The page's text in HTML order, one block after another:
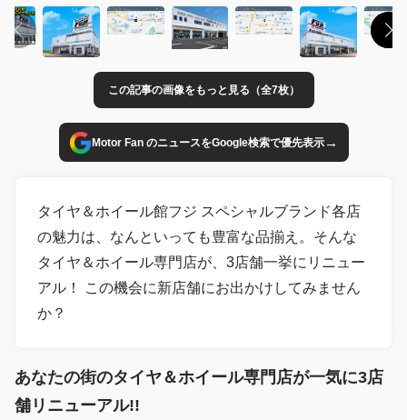
この記事の画像をもっと見る（全7枚）
Motor Fan のニュースをGoogle検索で優先表示→
タイヤ＆ホイール館フジ スペシャルブランド各店
の魅力は、なんといっても豊富な品揃え。そんな
タイヤ＆ホイール専門店が、3店舗一挙にリニュー
アル！ この機会に新店舗にお出かけしてみません
か？
あなたの街のタイヤ＆ホイール専門店が一気に3店
舗リニューアル!!